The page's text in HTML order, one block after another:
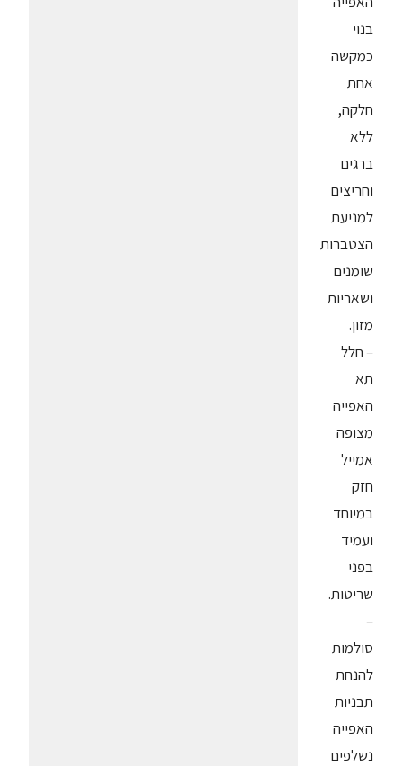
בנוי
כמקשה
אחת
חלקה,
ללא
ברגים
וחריצים
למניעת
הצטברות
שומנים
ושאריות
מזון.
– חלל
תא
האפייה
מצופה
אמייל
חזק
במיוחד
ועמיד
בפני
שריטות.
–
סולמות
להנחת
תבניות
האפייה
נשלפים